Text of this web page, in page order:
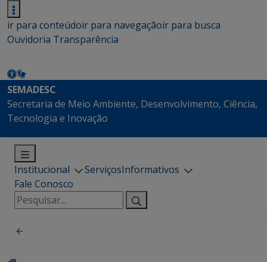
ir para conteúdoir para navegaçãoir para busca
Ouvidoria Transparência
SEMADESC
Secretaria de Meio Ambiente, Desenvolvimento, Ciência,
Tecnologia e Inovação
Institucional ServiçosInformativos
Fale Conosco
Pesquisar
por: